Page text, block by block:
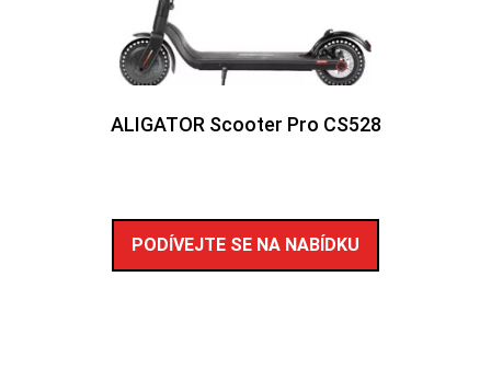
ALIGATOR Scooter Pro CS528
PODÍVEJTE SE NA NABÍDKU